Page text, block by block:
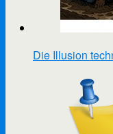
Die Illusion